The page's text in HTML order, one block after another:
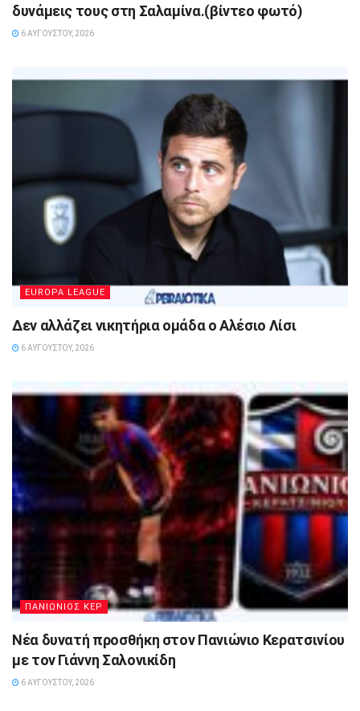
δυνάμεις τους στη Σαλαμίνα.(βίντεο φωτό)
6 ΑΥΓΟΎΣΤΟΥ, 2026
EUROPA LEAGUE
Δεν αλλάζει νικητήρια ομάδα ο Αλέσιο Λίσι
6 ΑΥΓΟΎΣΤΟΥ, 2026
ΠΑΝΙΩΝΙΟΣ ΚΕΡ
Νέα δυνατή προσθήκη στον Πανιώνιο Κερατσινίου
με τον Γιάννη Σαλονικίδη
6 ΑΥΓΟΎΣΤΟΥ, 2026